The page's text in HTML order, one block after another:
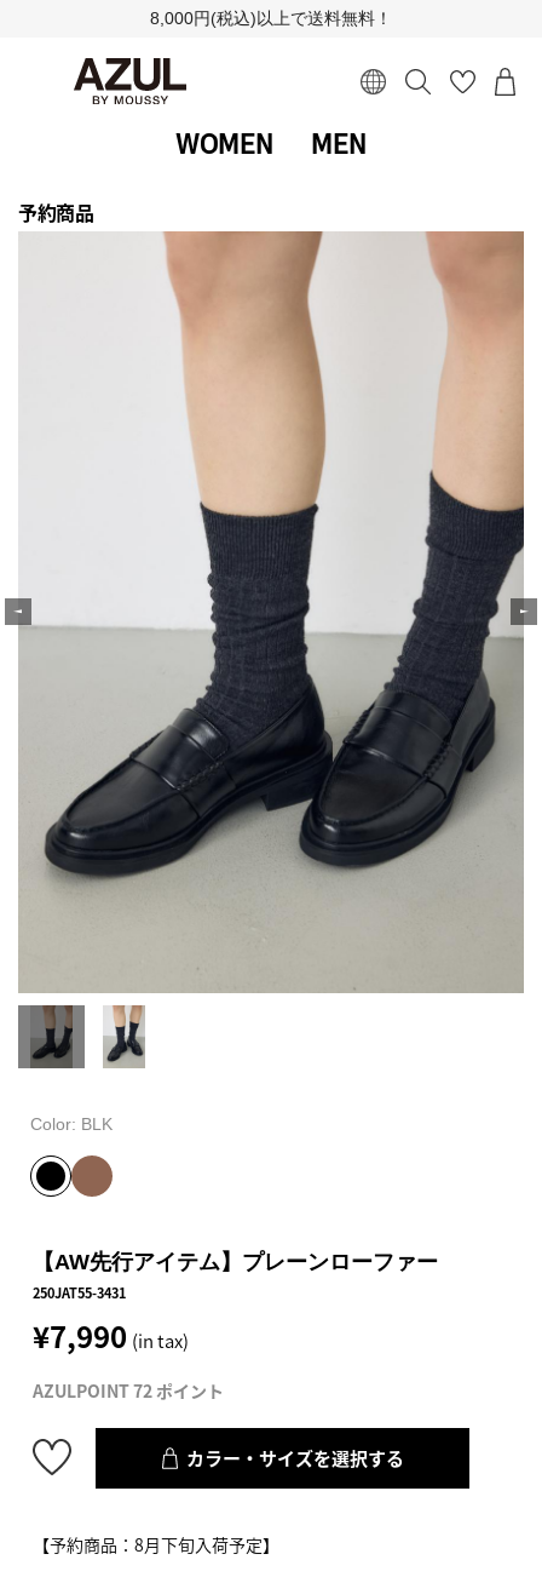
8,000円(税込)以上で送料無料！
WOMEN MEN
予約商品
Color: BLK
【AW先行アイテム】プレーンローファー
250JAT55-3431
¥7,990 (in tax)
AZULPOINT 72 ポイント
カラー・サイズを選択する
【予約商品：8月下旬入荷予定】